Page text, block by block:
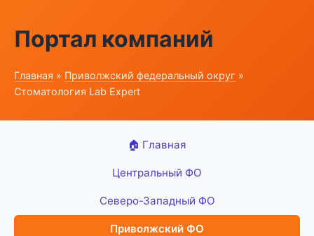
Портал компаний
Главная » Приволжский федеральный округ »
Стоматология Lab Expert
🏠 Главная
Центральный ФО
Северо-Западный ФО
Приволжский ФО